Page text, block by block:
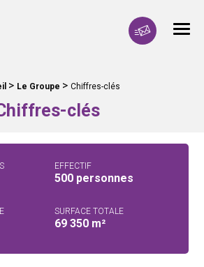
à votre service
Contactez-
> Le Groupe > Chiffres-clés
clés
EFFECTIF
500 personnes
SURFACE TOTALE
69 350 m²